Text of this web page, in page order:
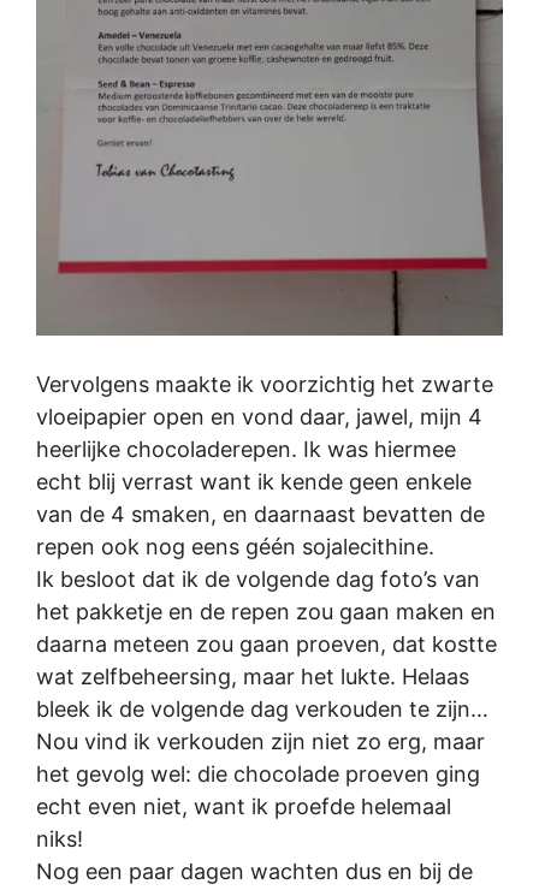
Vervolgens maakte ik voorzichtig het zwarte
vloeipapier open en vond daar, jawel, mijn 4
heerlijke chocoladerepen. Ik was hiermee
echt blij verrast want ik kende geen enkele
van de 4 smaken, en daarnaast bevatten de
repen ook nog eens géén sojalecithine.
Ik besloot dat ik de volgende dag foto’s van
het pakketje en de repen zou gaan maken en
daarna meteen zou gaan proeven, dat kostte
wat zelfbeheersing, maar het lukte. Helaas
bleek ik de volgende dag verkouden te zijn…
Nou vind ik verkouden zijn niet zo erg, maar
het gevolg wel: die chocolade proeven ging
echt even niet, want ik proefde helemaal
niks!
Nog een paar dagen wachten dus en bij de